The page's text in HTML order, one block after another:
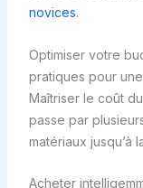
novices.
Optimiser votre
pratiques pour
Maîtriser le coût
passe par
matériaux jusqu’à
Acheter